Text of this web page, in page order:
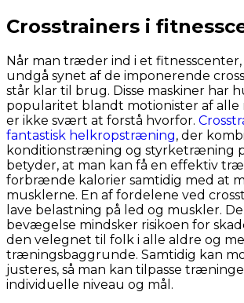
Crosstrainers i
Når man træder ind i et
undgå synet af de imponerende
står klar til brug. Disse maskiner har
popularitet blandt motionister af alle
er ikke svært at forstå hvorfor.
fantastisk helkropstræning, der
konditionstræning og styrketræning
betyder, at man kan få en effektiv
forbrænde kalorier samtidig med at
musklerne. En af fordelene ved
lave belastning på led og muskler.
bevægelse mindsker risikoen for
den velegnet til folk i alle aldre og
træningsbaggrunde. Samtidig kan
justeres, så man kan tilpasse
individuelle niveau og mål.